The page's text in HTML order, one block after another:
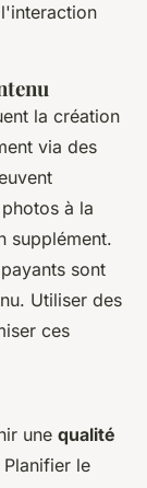
la création
via des
à la
supplément.
sont
Utiliser des
ces
une qualité
le